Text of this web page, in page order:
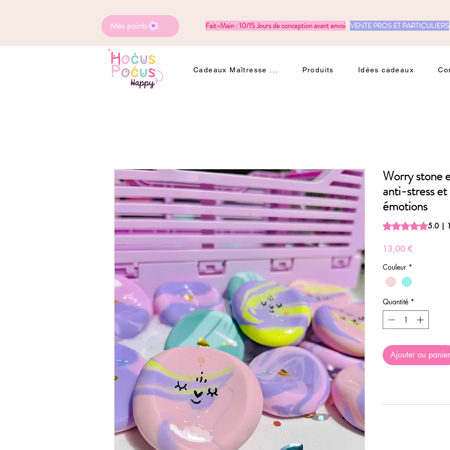
Mes points Fait-Main : 10/15 Jours de conception avant envoi VENTE PROS ET PARTICULIERS
Cadeaux Maîtresse ... Produits Idées cadeaux
Worry stone
anti-stress et
émotions
La note est de 5.0
5.0 |
13,00 €
Couleur *
Quantité *
Ajouter au panier